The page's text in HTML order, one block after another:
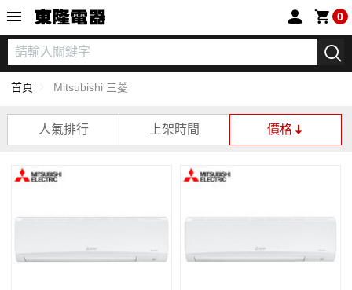
0
首頁 Mitsubishi 三菱
人氣排行 上架時間 價格